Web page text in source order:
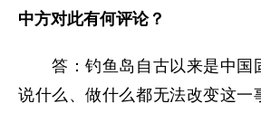
中方对此有何评论？
答：钓鱼岛自古以来是中国
说什么、做什么都无法改变这一